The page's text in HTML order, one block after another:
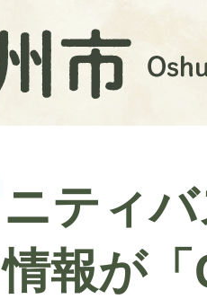
ティ
報が